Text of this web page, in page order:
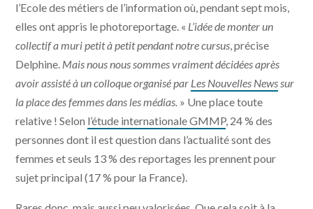
l’Ecole des métiers de l’information où, pendant sept mois,
elles ont appris le photoreportage. « L’idée de monter un
collectif a muri petit à petit pendant notre cursus, précise
Delphine. Mais nous nous sommes vraiment décidées après
avoir assisté à un colloque organisé par Les Nouvelles Newssur
la place des femmes dans les médias. » Une place toute
relative ! Selon l’étude internationale GMMP, 24 % des
personnes dont il est question dans l’actualité sont des
femmes et seuls 13 % des reportages les prennent pour
sujet principal (17 % pour la France).